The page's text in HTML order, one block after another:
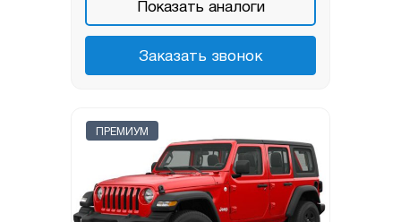
Показать аналоги
Заказать звонок
ПРЕМИУМ